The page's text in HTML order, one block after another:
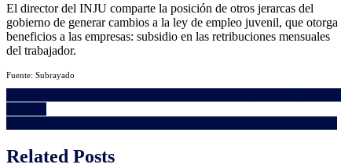
El director del INJU comparte la posición de otros jerarcas del
gobierno de generar cambios a la ley de empleo juvenil, que otorga
beneficios a las empresas: subsidio en las retribuciones mensuales
del trabajador.
Fuente: Subrayado
Navegación
de
Related Posts